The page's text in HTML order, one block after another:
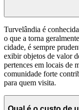
Turvelândia é
o que a torna
cidade, é sempre
exibir objetos de valor
pertences em locais de
comunidade forte
para quem visita.